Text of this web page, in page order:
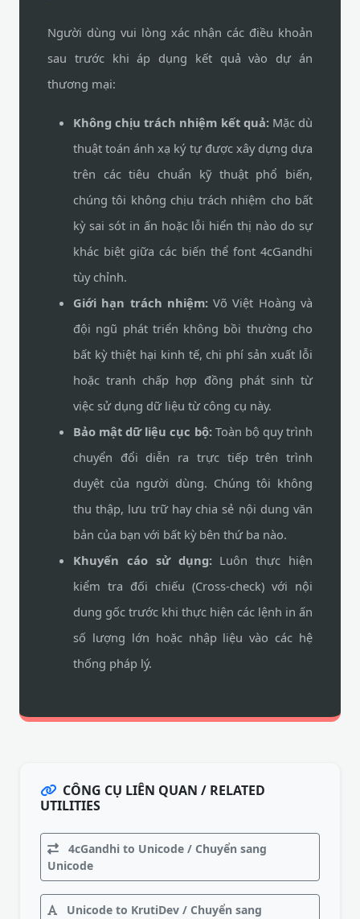
Người dùng vui lòng xác nhận các điều khoản
sau trước khi áp dụng kết quả vào dự án
thương mại:
Không chịu trách nhiệm kết quả:Mặc dù
thuật toán ánh xạ ký tự được xây dựng dựa
trên các tiêu chuẩn kỹ thuật phổ biến,
chúng tôi không chịu trách nhiệm cho bất
kỳ sai sót in ấn hoặc lỗi hiển thị nào do sự
khác biệt giữa các biến thể font 4cGandhi
tùy chỉnh.
Giới hạn trách nhiệm:Võ Việt Hoàng và
đội ngũ phát triển không bồi thường cho
bất kỳ thiệt hại kinh tế, chi phí sản xuất lỗi
hoặc tranh chấp hợp đồng phát sinh từ
việc sử dụng dữ liệu từ công cụ này.
Bảo mật dữ liệu cục bộ:Toàn bộ quy trình
chuyển đổi diễn ra trực tiếp trên trình
duyệt của người dùng. Chúng tôi không
thu thập, lưu trữ hay chia sẻ nội dung văn
bản của bạn với bất kỳ bên thứ ba nào.
Khuyến cáo sử dụng:Luôn thực hiện
kiểm tra đối chiếu (Cross-check) với nội
dung gốc trước khi thực hiện các lệnh in ấn
số lượng lớn hoặc nhập liệu vào các hệ
thống pháp lý.
CÔNG CỤ LIÊN QUAN / RELATED
UTILITIES
4cGandhi to Unicode / Chuyển sang
Unicode
Unicode to KrutiDev / Chuyển sang